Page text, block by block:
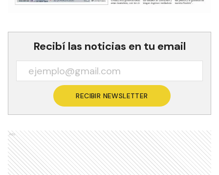
Recibí las noticias en tu email
RECIBIR NEWSLETTER
Ads